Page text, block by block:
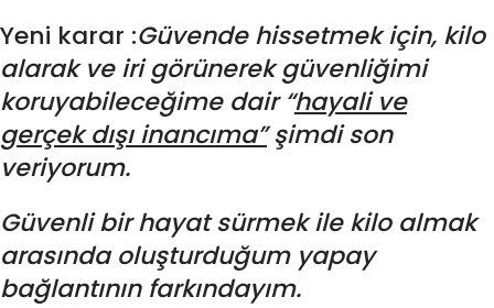
Yeni karar :Güvende hissetmek için, kilo
alarak ve iri görünerek güvenliğimi
koruyabileceğime dair “hayali ve
gerçek dışı inancıma”şimdi son
veriyorum.
Güvenli bir hayat sürmek ile kilo almak
arasında oluşturduğum yapay
bağlantının farkındayım.